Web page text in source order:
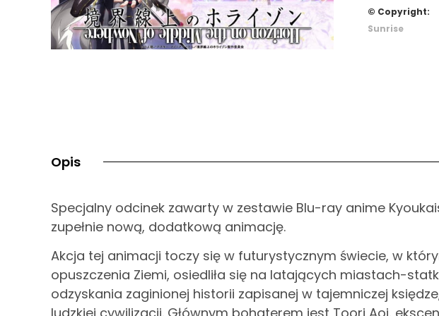
© Copyright:
Sunrise
Opis
Specjalny odcinek zawarty w zestawie Blu-ray anime
zupełnie nową, dodatkową animację.
Akcja tej animacji toczy się w futurystycznym świecie, w
opuszczenia Ziemi, osiedliła się na latających miastach-
odzyskania zaginionej historii zapisanej w tajemniczej